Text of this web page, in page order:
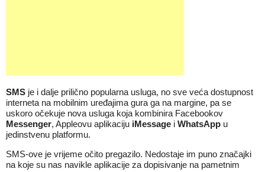
SMS je i dalje prilično popularna usluga, no sve veća dostupnost
interneta na mobilnim uređajima gura ga na margine, pa se
uskoro očekuje nova usluga koja kombinira Facebookov
Messenger, Appleovu aplikaciju iMessage i WhatsApp u
jedinstvenu platformu.
SMS-ove je vrijeme očito pregazilo. Nedostaje im puno značajki
na koje su nas navikle aplikacije za dopisivanje na pametnim